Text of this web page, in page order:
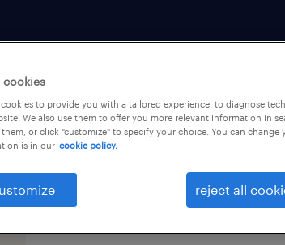
cookies
cookies to provide you with a tailored experience, to diagnose
We also use them to offer you more relevant information in
or click "customize" to specify your choice. You can change
is in our cookie policy.
reject all